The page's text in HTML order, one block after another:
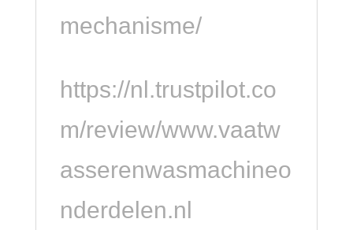
mechanisme/
https://nl.trustpilot.co
m/review/www.vaatw
asserenwasmachineo
nderdelen.nl